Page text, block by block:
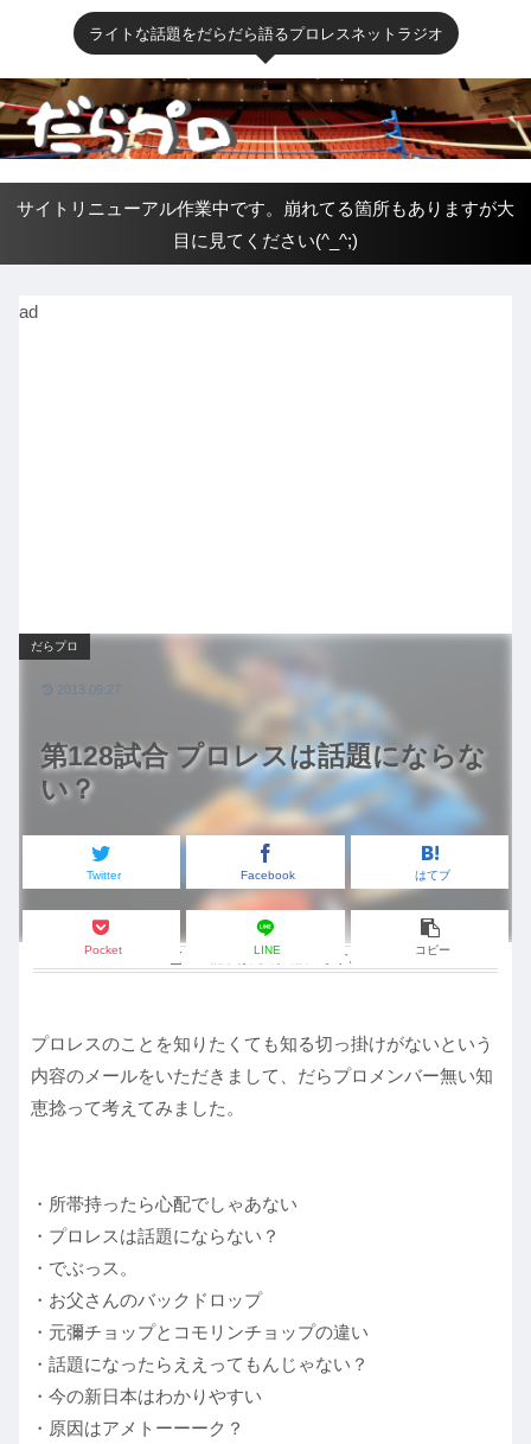
ライトな話題をだらだら語るプロレスネットラジオ
サイトリニューアル作業中です。崩れてる箇所もありますが大
目に見てください(^_^;)
ad
第128試合 プロレスは話題にならな
い？
だらプロ
Twitter Facebook はてブ
Pocket LINE コピー
2013.09.27
この記事は 約2分 で読めます。
プロレスのことを知りたくても知る切っ掛けがないという
内容のメールをいただきまして、だらプロメンバー無い知
恵捻って考えてみました。
・所帯持ったら心配でしゃあない
・プロレスは話題にならない？
・でぶっス。
・お父さんのバックドロップ
・元彌チョップとコモリンチョップの違い
・話題になったらええってもんじゃない？
・今の新日本はわかりやすい
・原因はアメトーーーク？